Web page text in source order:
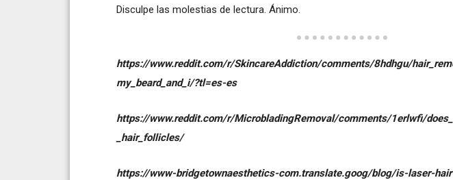
Disculpe las molestias de lectura. Ánimo.
https://www.reddit.com/r/SkincareAddiction/comments/8hdhgu/
my_beard_and_i/?tl=es-es
https://www.reddit.com/r/MicrobladingRemoval/comments/1erlwfi/
_hair_follicles/
https://www-bridgetownaesthetics-com.translate.goog/blog/is-laser-